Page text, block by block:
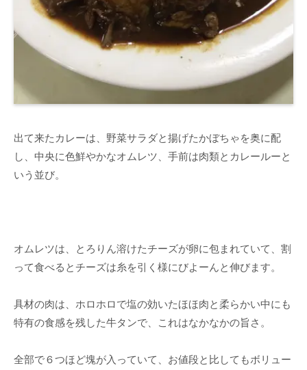
出て来たカレーは、野菜サラダと揚げたかぼちゃを奥に配
し、中央に色鮮やかなオムレツ、手前は肉類とカレールーと
いう並び。
オムレツは、とろりん溶けたチーズが卵に包まれていて、割
って食べるとチーズは糸を引く様にびよーんと伸びます。
具材の肉は、ホロホロで塩の効いたほほ肉と柔らかい中にも
特有の食感を残した牛タンで、これはなかなかの旨さ。
全部で６つほど塊が入っていて、お値段と比してもボリュー